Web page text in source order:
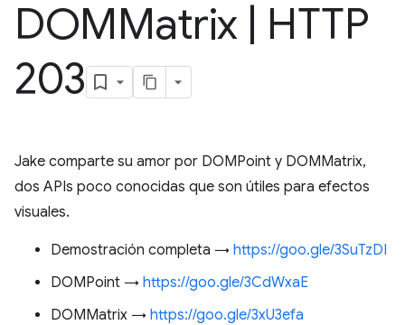
DOMMatrix HTTP
203
Jake comparte su amor por DOMPoint y DOMMatrix,
dos APIs poco conocidas que son útiles para efectos
visuales.
Demostración completa → https://goo.gle/3SuTzDI
DOMPoint → https://goo.gle/3CdWxaE
DOMMatrix → https://goo.gle/3xU3efa